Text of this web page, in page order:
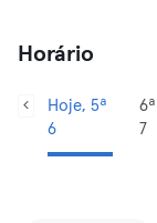
Horário
Hoje, 5ª
6
6ª
7